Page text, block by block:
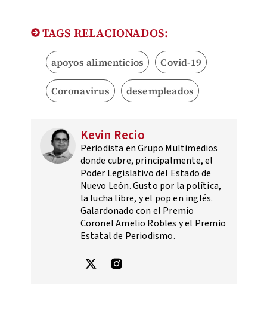
TAGS RELACIONADOS:
apoyos alimenticios Covid-19
Coronavirus desempleados
Kevin Recio
Periodista en Grupo Multimedios
donde cubre, principalmente, el
Poder Legislativo del Estado de
Nuevo León. Gusto por la política,
la lucha libre, y el pop en inglés.
Galardonado con el Premio
Coronel Amelio Robles y el Premio
Estatal de Periodismo.